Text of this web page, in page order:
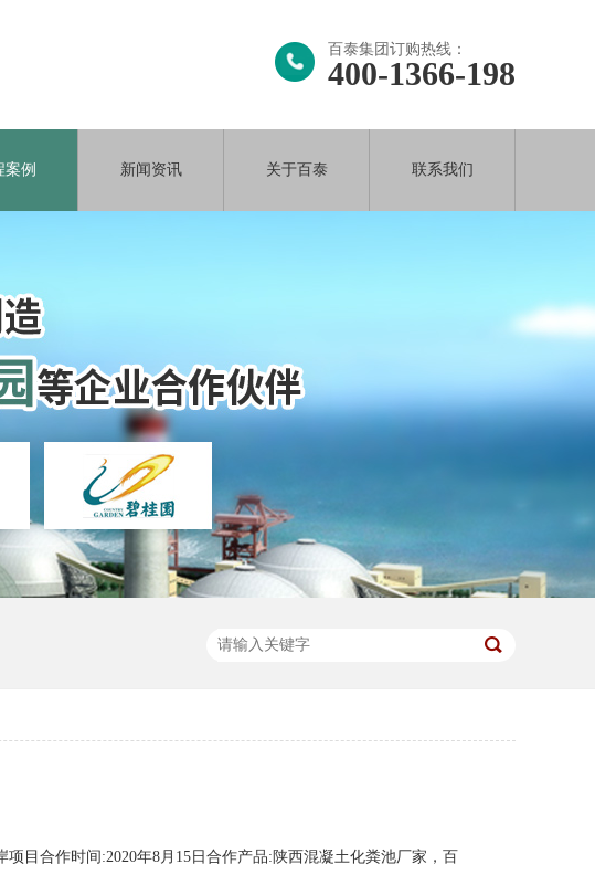
百泰集团订购热线：
400-1366-198
案例 新闻资讯 关于百泰 联系我们
目合作时间:2020年8月15日合作产品:陕西混凝土化粪池厂家，百